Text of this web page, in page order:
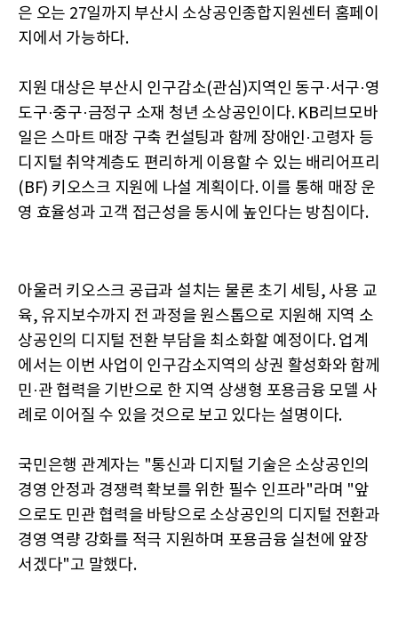
은 오는 27일까지 부산시 소상공인종합지원센터 홈페이
지에서 가능하다.
지원 대상은 부산시 인구감소(관심)지역인 동구·서구·영
도구·중구·금정구 소재 청년 소상공인이다. KB리브모바
일은 스마트 매장 구축 컨설팅과 함께 장애인·고령자 등
디지털 취약계층도 편리하게 이용할 수 있는 배리어프리
(BF) 키오스크 지원에 나설 계획이다. 이를 통해 매장 운
영 효율성과 고객 접근성을 동시에 높인다는 방침이다.
아울러 키오스크 공급과 설치는 물론 초기 세팅, 사용 교
육, 유지보수까지 전 과정을 원스톱으로 지원해 지역 소
상공인의 디지털 전환 부담을 최소화할 예정이다. 업계
에서는 이번 사업이 인구감소지역의 상권 활성화와 함께
민·관 협력을 기반으로 한 지역 상생형 포용금융 모델 사
례로 이어질 수 있을 것으로 보고 있다는 설명이다.
국민은행 관계자는 "통신과 디지털 기술은 소상공인의
경영 안정과 경쟁력 확보를 위한 필수 인프라"라며 "앞
으로도 민관 협력을 바탕으로 소상공인의 디지털 전환과
경영 역량 강화를 적극 지원하며 포용금융 실천에 앞장
서겠다"고 말했다.